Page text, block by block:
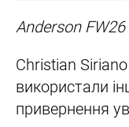
Anderson FW26
Christian
використали
привернення